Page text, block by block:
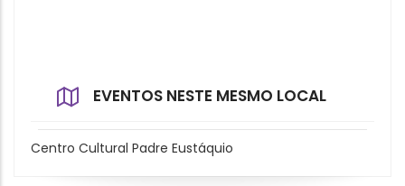
EVENTOS NESTE MESMO LOCAL
Centro Cultural Padre Eustáquio